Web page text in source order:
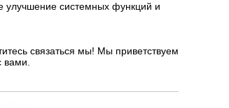
улучшение системных функций и
связаться мы! Мы приветствуем
вами.